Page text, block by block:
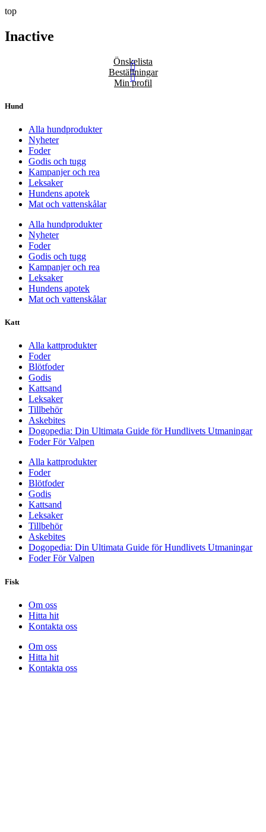
top
Inactive
Önskelista
Beställningar
Min profil
Hund
Alla hundprodukter
Nyheter
Foder
Godis och tugg
Kampanjer och rea
Leksaker
Hundens apotek
Mat och vattenskålar
Alla hundprodukter
Nyheter
Foder
Godis och tugg
Kampanjer och rea
Leksaker
Hundens apotek
Mat och vattenskålar
Katt
Alla kattprodukter
Foder
Blötfoder
Godis
Kattsand
Leksaker
Tillbehör
Askebites
Dogopedia: Din Ultimata Guide för Hundlivets Utmaningar
Foder För Valpen
Alla kattprodukter
Foder
Blötfoder
Godis
Kattsand
Leksaker
Tillbehör
Askebites
Dogopedia: Din Ultimata Guide för Hundlivets Utmaningar
Foder För Valpen
Fisk
Om oss
Hitta hit
Kontakta oss
Om oss
Hitta hit
Kontakta oss